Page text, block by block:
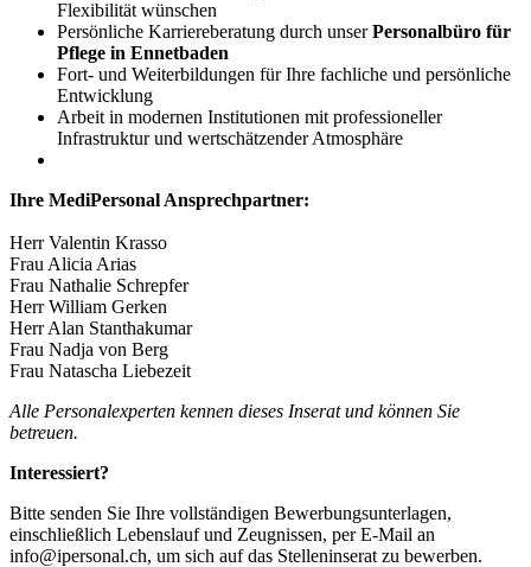
Flexibilität wünschen
Persönliche Karriereberatung durch unserPersonalbüro für
Pflege in Ennetbaden
Fort- und Weiterbildungen für Ihre fachliche und persönliche
Entwicklung
Arbeit in modernen Institutionen mit professioneller
Infrastruktur und wertschätzender Atmosphäre
Ihre MediPersonal Ansprechpartner:
Herr Valentin Krasso
Frau Alicia Arias
Frau Nathalie Schrepfer
Herr William Gerken
Herr Alan Stanthakumar
Frau Nadja von Berg
Frau Natascha Liebezeit
Alle Personalexperten kennen dieses Inserat und können Sie
betreuen.
Interessiert?
Bitte senden Sie Ihre vollständigen Bewerbungsunterlagen,
einschließlich Lebenslauf und Zeugnissen, per E-Mail an
info@ipersonal.ch, um sich auf das Stelleninserat zu bewerben.